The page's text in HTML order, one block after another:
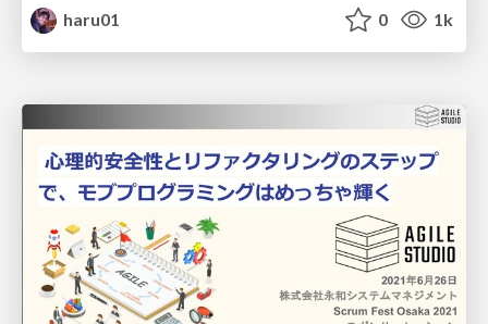
haru01
0 1k